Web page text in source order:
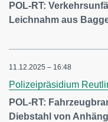
POL-RT:
Leichnahm aus
11.12.2025 – 16:48
Polizeipräsidium
POL-RT:
Diebstahl von